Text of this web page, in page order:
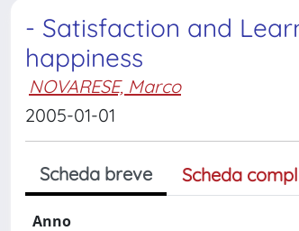
- Satisfaction and
happiness
NOVARESE, Marco
2005-01-01
Scheda breve Scheda
Anno